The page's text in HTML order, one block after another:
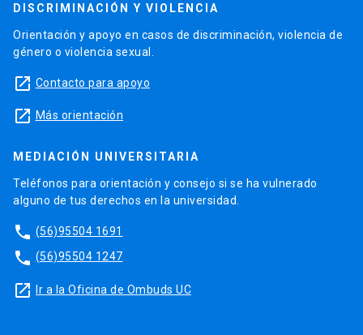
DISCRIMINACIÓN Y VIOLENCIA
Orientación y apoyo en casos de discriminación, violencia de
género o violencia sexual.
launch Contacto para apoyo
launch Más orientación
MEDIACIÓN UNIVERSITARIA
Teléfonos para orientación y consejo si se ha vulnerado
alguno de tus derechos en la universidad.
phone (56)95504 1691
phone (56)95504 1247
launch Ir a la Oficina de Ombuds UC